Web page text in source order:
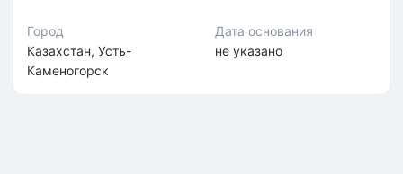
Город
Казахстан, Усть-
Каменогорск
Дата основания
не указано